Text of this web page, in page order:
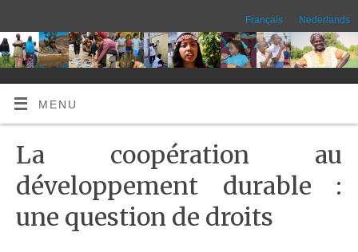
Français Nederlands
MENU
La coopération au
développement durable :
une question de droits